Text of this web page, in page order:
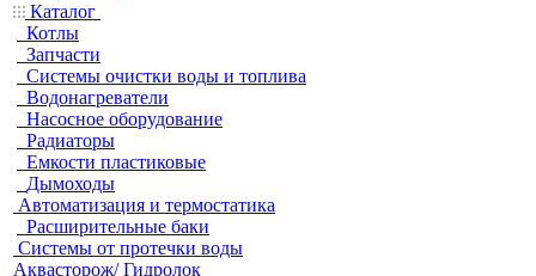
Каталог
Котлы
Запчасти
Системы очистки воды и топлива
Водонагреватели
Насосное оборудование
Радиаторы
Емкости пластиковые
Дымоходы
Автоматизация и термостатика
Расширительные баки
Системы от протечки воды
Аквасторож/ Гидролок